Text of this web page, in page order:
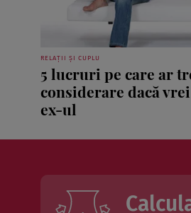
RELAȚII ȘI CUPLU
5 lucruri pe care ar
considerare dacă
ex-ul